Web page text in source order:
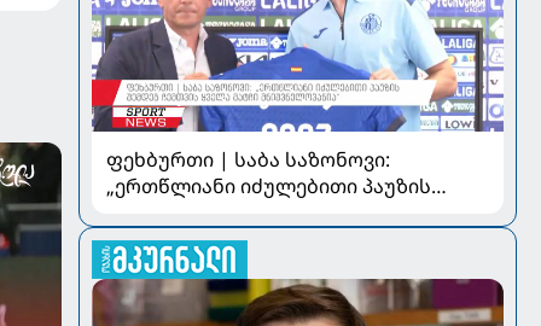
ფეხბურთი | საბა საზონოვი:
„ერთწლიანი იძულებითი პაუზის
მნიშვნელოვანია“